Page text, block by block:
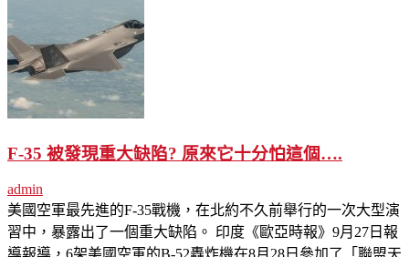
F-35 被發現重大缺陷? 原來它十分怕這個….
admin
美國空軍最先進的F-35戰機，在北約不久前舉行的一次大型演
習中，暴露出了一個重大缺陷。 印度《歐亞時報》9月27日報
導報導，6架美國空軍的B-52轟炸機在8月28日參加了「聯盟天